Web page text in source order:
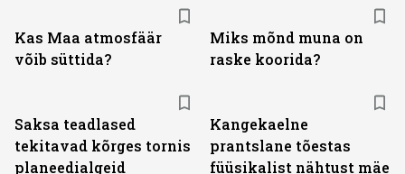
Kas Maa atmosfäär
võib süttida?
Miks mõnd muna on
raske koorida?
Saksa teadlased
tekitavad kõrges tornis
planeedialgeid
Kangekaelne
prantslane tõestas
füüsikalist nähtust mäe